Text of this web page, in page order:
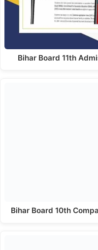
Bihar Board 11th
Bihar Board 10th